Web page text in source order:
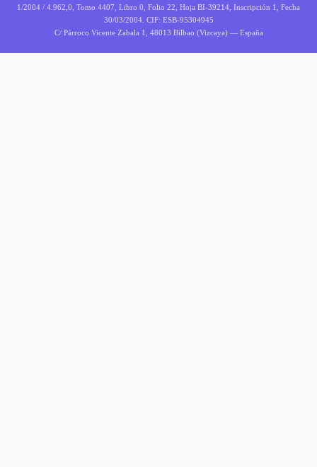
1/2004 / 4.962,0, Tomo 4407, Libro 0, Folio 22, Hoja BI-39214, Inscripción 1, Fecha
30/03/2004. CIF: ESB-95304945
C/ Párroco Vicente Zabala 1, 48013 Bilbao (Vizcaya) — España